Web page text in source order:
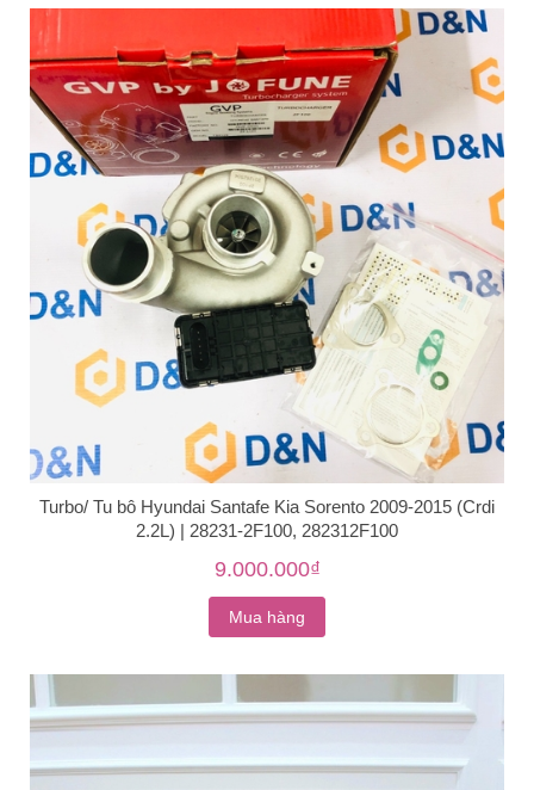
Turbo/ Tu bô Hyundai Santafe Kia Sorento 2009-2015 (Crdi
2.2L) | 28231-2F100, 282312F100
9.000.000₫
Mua hàng